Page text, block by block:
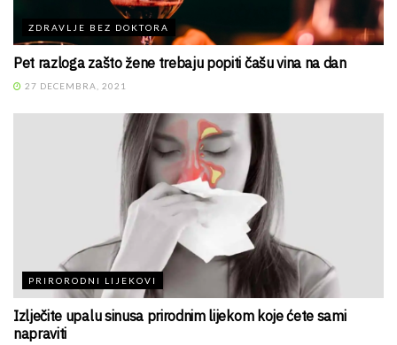
ZDRAVLJE BEZ DOKTORA
Pet razloga zašto žene trebaju popiti čašu vina na dan
27 DECEMBRA, 2021
PRIRORODNI LIJEKOVI
Izlječite upalu sinusa prirodnim lijekom koje ćete sami
napraviti